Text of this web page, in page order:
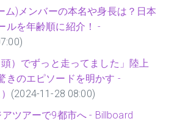
ム)メンバーの本名や身長は？日本
ルを年齢順に紹介！ -
）でずっと走ってました」陸上
きのエピソードを明かす -
(2024-11-28 08:00)
ツアーで9都市へ - Billboard